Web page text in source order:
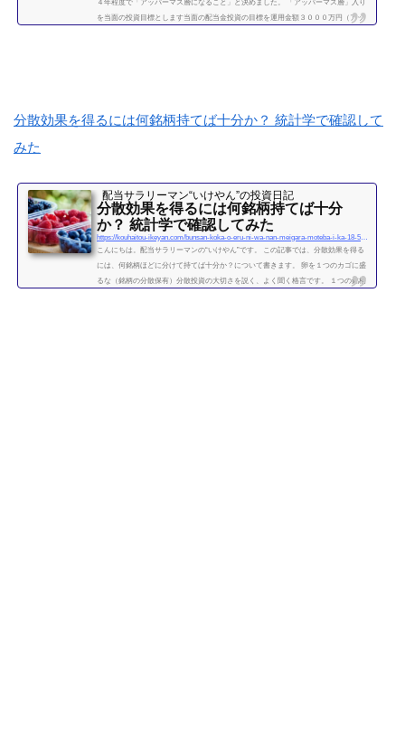
４年程度で「アッパーマス層になること」と決めました。 「アッパーマス層」入り
を当面の投資目標とします当面の配当金投資の目標を運用金額３０００万円（アッ
分散効果を得るには何銘柄持てば十分か？ 統計学で確認して
みた
配当サラリーマン“いけやん”の投資日記 ​
分散効果を得るには何銘柄持てば十分
か？ 統計学で確認してみた
https://kouhaitou-ikeyan.com/bunsan-koka-o-eru-ni-wa-nan-meigara-moteba-i-ka-18-5000-how-many-stocks-should-i-have-for-the-diversification-effect
こんにちは。配当サラリーマンの“いけやん”です。 この記事では、分散効果を得る
には、何銘柄ほどに分けて持てば十分か？について書きます。 卵を１つのカゴに盛
るな（銘柄の分散保有）分散投資の大切さを説く、よく聞く格言です。 １つの銘柄